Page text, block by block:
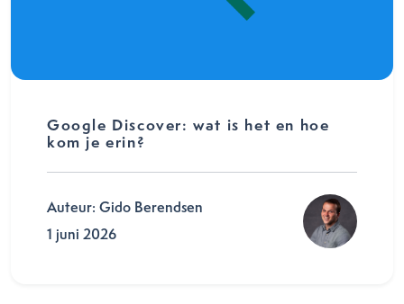
Google Discover: wat is het en hoe
kom je erin?
Auteur: Gido Berendsen
1 juni 2026